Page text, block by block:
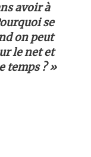
avoir à
se
on peut
le net et
temps ? »